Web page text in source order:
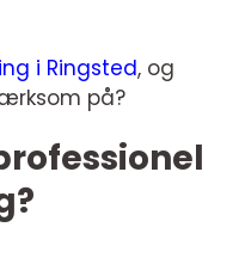
i Ringsted, og
på?